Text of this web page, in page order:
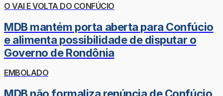
O VAI E VOLTA DO CONFÚCIO
MDB mantém porta aberta para Confúcio
e alimenta possibilidade de disputar o
Governo de Rondônia
EMBOLADO